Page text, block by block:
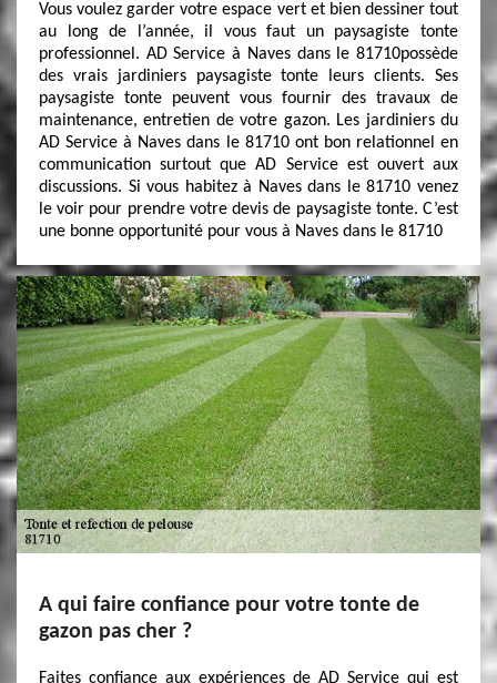
Vous voulez garder votre espace vert et bien dessiner tout
au long de l’année, il vous faut un paysagiste tonte
professionnel. AD Service à Naves dans le 81710possède
des vrais jardiniers paysagiste tonte leurs clients. Ses
paysagiste tonte peuvent vous fournir des travaux de
maintenance, entretien de votre gazon. Les jardiniers du
AD Service à Naves dans le 81710 ont bon relationnel en
communication surtout que AD Service est ouvert aux
discussions. Si vous habitez à Naves dans le 81710 venez
le voir pour prendre votre devis de paysagiste tonte. C’est
une bonne opportunité pour vous à Naves dans le 81710
A qui faire confiance pour votre tonte de
gazon pas cher ?
Faites confiance aux expériences de AD Service qui est